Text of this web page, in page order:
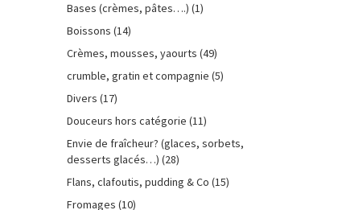
Bases (crèmes, pâtes….) (1)
Boissons (14)
Crèmes, mousses, yaourts (49)
crumble, gratin et compagnie (5)
Divers (17)
Douceurs hors catégorie (11)
Envie de fraîcheur? (glaces, sorbets,
desserts glacés…) (28)
Flans, clafoutis, pudding & Co (15)
Fromages (10)